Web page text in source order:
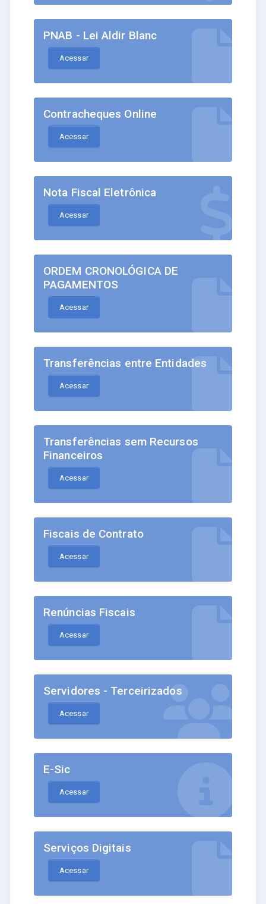
PNAB - Lei Aldir Blanc
Acessar
Contracheques Online
Acessar
Nota Fiscal Eletrônica
Acessar
ORDEM CRONOLÓGICA DE
PAGAMENTOS
Acessar
Transferências entre Entidades
Acessar
Transferências sem Recursos
Financeiros
Acessar
Fiscais de Contrato
Acessar
Renúncias Fiscais
Acessar
Servidores - Terceirizados
Acessar
E-Sic
Acessar
Serviços Digitais
Acessar